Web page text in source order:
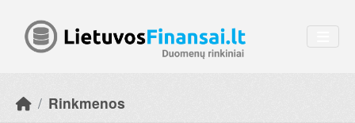
Rinkmenos